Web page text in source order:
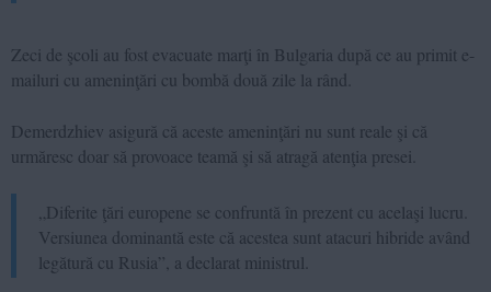
Zeci de şcoli au fost evacuate marţi în Bulgaria după ce au primit e-
mailuri cu ameninţări cu bombă două zile la rând.
Demerdzhiev asigură că aceste ameninţări nu sunt reale şi că
urmăresc doar să provoace teamă şi să atragă atenţia presei.
„Diferite ţări europene se confruntă în prezent cu acelaşi lucru.
Versiunea dominantă este că acestea sunt atacuri hibride având
legătură cu Rusia”, a declarat ministrul.